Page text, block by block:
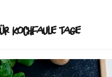
kochfaule Tage